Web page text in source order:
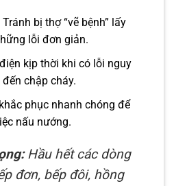
Tránh bị thợ “vẽ bệnh” lấy
lỗi đơn giản.
kịp thời khi có lỗi nguy
chập cháy.
phục nhanh chóng để
nấu nướng.
Hầu hết các dòng
đơn, bếp đôi, hồng